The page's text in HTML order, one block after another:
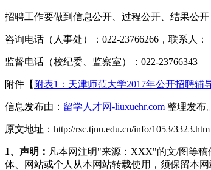
招聘工作要做到信息公开、过程公开、结果公开
咨询电话（人事处）：022-23766266，联系
监督电话（校纪委、监察室）：022-23766343
附件【 附表1：天津师范大学2017年公开招聘辅
信息发布由： 留学人才网-liuxuehr.com 整理发布。
原文地址：http://rsc.tjnu.edu.cn/info/1053/3323.htm
1、声明： 凡本网注明"来源：XXX"的文/图等
体、网站或个人从本网站转载使用，须保留本